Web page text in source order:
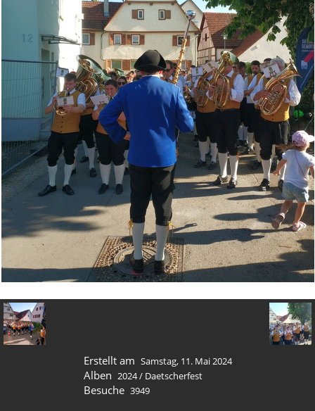
Erstellt am Samstag, 11. Mai 2024
Alben 2024/ Daetscherfest
Besuche 3949